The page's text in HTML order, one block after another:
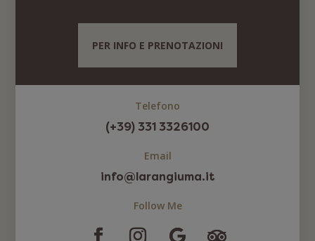
PER INFO E PRENOTAZIONI
Telefono
(+39) 331 3326100
Email
info@larangiuma.it
Follow Me